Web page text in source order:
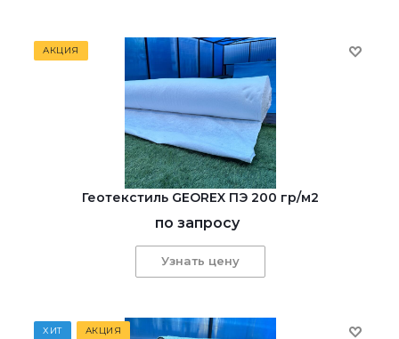
АКЦИЯ
Геотекстиль GEOREX ПЭ 200 гр/м2
по запросу
Узнать цену
ХИТ АКЦИЯ